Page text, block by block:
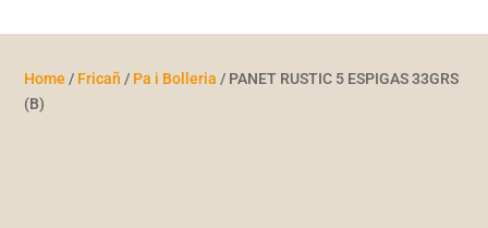
Home / Fricañ / Pa i Bolleria / PANET RUSTIC 5 ESPIGAS 33GRS
(B)